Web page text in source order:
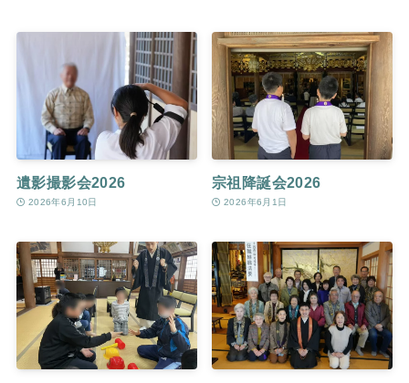
遺影撮影会2026
2026年6月10日
宗祖降誕会2026
2026年6月1日